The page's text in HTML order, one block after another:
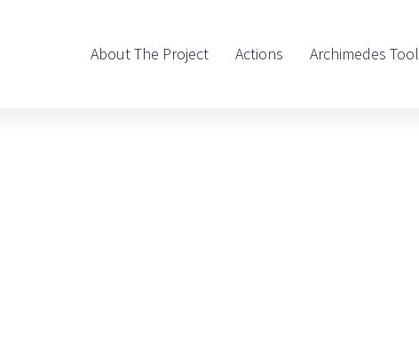
About The Project Actions Archimedes Tool